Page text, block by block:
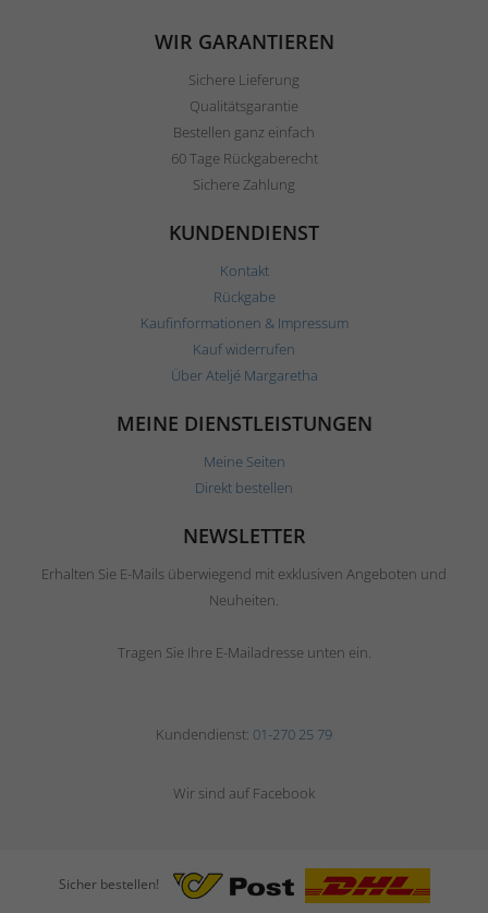
WIR GARANTIEREN
Sichere Lieferung
Qualitätsgarantie
Bestellen ganz einfach
60 Tage Rückgaberecht
Sichere Zahlung
KUNDENDIENST
Kontakt
Rückgabe
Kaufinformationen & Impressum
Kauf widerrufen
Über Ateljé Margaretha
MEINE DIENSTLEISTUNGEN
Meine Seiten
Direkt bestellen
NEWSLETTER
Erhalten Sie E-Mails überwiegend mit exklusiven Angeboten und
Neuheiten.
Tragen Sie Ihre E-Mailadresse unten ein.
Kundendienst: 01-270 25 79
Wir sind auf Facebook
Sicher bestellen!